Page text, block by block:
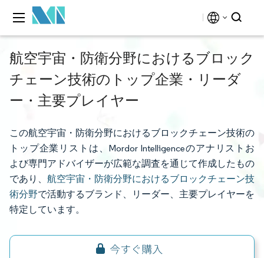
航空宇宙・防衛分野におけるブロック
チェーン技術のトップ企業・リーダ
ー・主要プレイヤー
この航空宇宙・防衛分野におけるブロックチェーン技術の
トップ企業リストは、Mordor Intelligenceのアナリストお
よび専門アドバイザーが広範な調査を通じて作成したもの
であり、 航空宇宙・防衛分野におけるブロックチェーン技
術分野で活動するブランド、リーダー、主要プレイヤーを
特定しています。